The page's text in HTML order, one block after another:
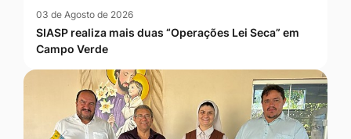
03 de Agosto de 2026
SIASP realiza mais duas “Operações Lei Seca” em
Campo Verde